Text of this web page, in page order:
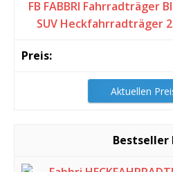
FB FABBRI Fahrradträger
SUV Heckfahrradträger
Aktuellen